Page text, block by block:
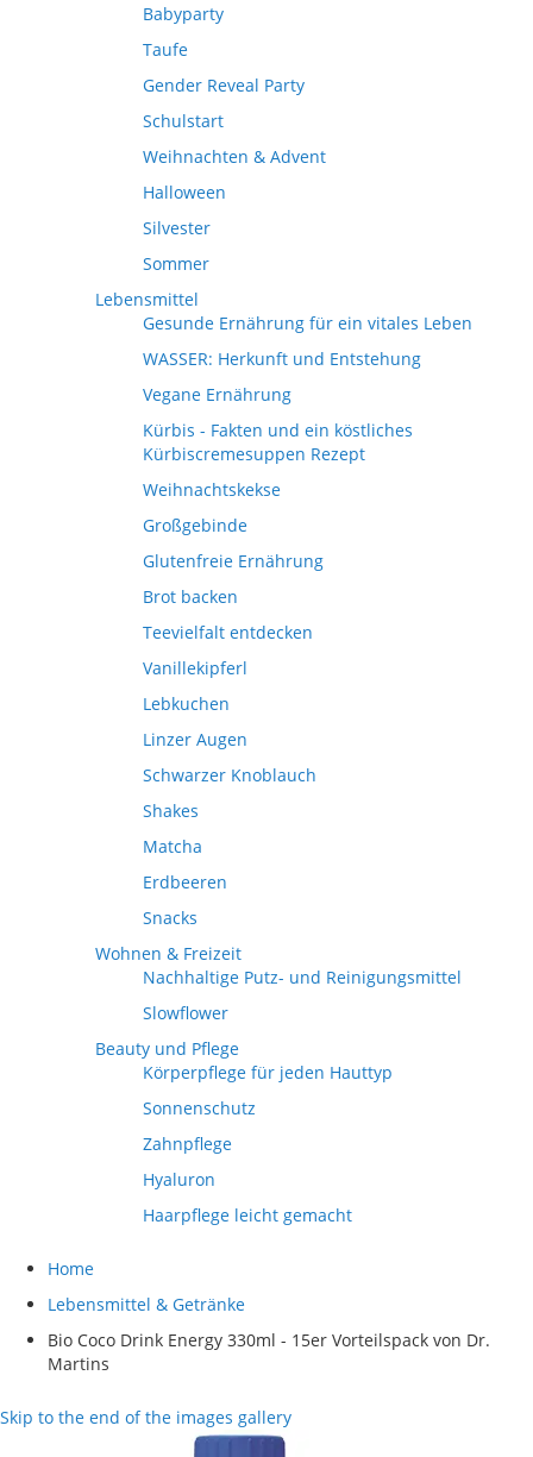
Babyparty
Taufe
Gender Reveal Party
Schulstart
Weihnachten & Advent
Halloween
Silvester
Sommer
Lebensmittel
Gesunde Ernährung für ein vitales Leben
WASSER: Herkunft und Entstehung
Vegane Ernährung
Kürbis - Fakten und ein köstliches
Kürbiscremesuppen Rezept
Weihnachtskekse
Großgebinde
Glutenfreie Ernährung
Brot backen
Teevielfalt entdecken
Vanillekipferl
Lebkuchen
Linzer Augen
Schwarzer Knoblauch
Shakes
Matcha
Erdbeeren
Snacks
Wohnen & Freizeit
Nachhaltige Putz- und Reinigungsmittel
Slowflower
Beauty und Pflege
Körperpflege für jeden Hauttyp
Sonnenschutz
Zahnpflege
Hyaluron
Haarpflege leicht gemacht
Home
Lebensmittel & Getränke
Bio Coco Drink Energy 330ml - 15er Vorteilspack von Dr.
Martins
Skip to the end of the images gallery